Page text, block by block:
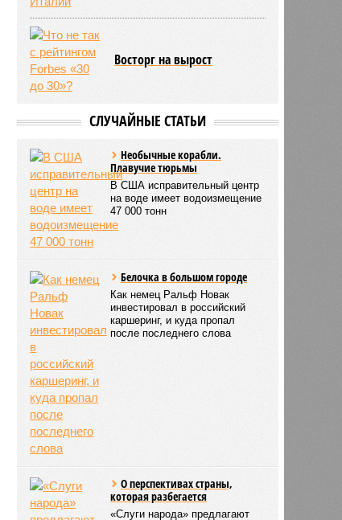
Восторг на вырост
СЛУЧАЙНЫЕ СТАТЬИ
Необычные корабли.
Плавучие тюрьмы
В США исправительный центр
на воде имеет водоизмещение
47 000 тонн
Белочка в большом городе
Как немец Ральф Новак
инвестировал в российский
каршеринг, и куда пропал
после последнего слова
О перспективах страны,
которая разбегается
«Слуги народа» предлагают